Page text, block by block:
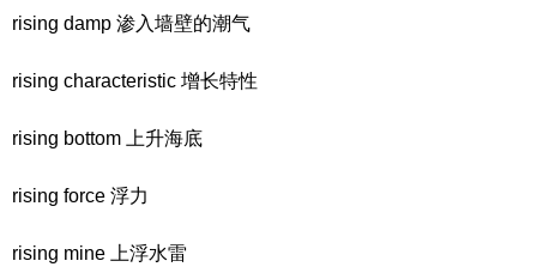
rising damp 渗入墙壁的潮气
rising characteristic 增长特性
rising bottom 上升海底
rising force 浮力
rising mine 上浮水雷